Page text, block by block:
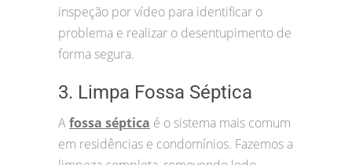
inspeção por vídeo para identificar o
problema e realizar o desentupimento de
forma segura.
3. Limpa Fossa Séptica
Afossa séptica é o sistema mais comum
em residências e condomínios. Fazemos a